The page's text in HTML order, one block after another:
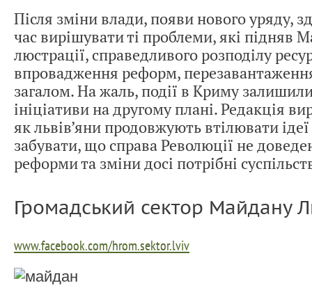
Після зміни влади, появи нового уряду,
час вирішувати ті проблеми, які підняв
люстрації, справедливого розподілу
впровадження реформ,
загалом. На жаль, події в Криму
ініціативи на другому плані. Редакція
як львів’яни продовжують втілювати
забувати, що справа Революції не
реформи та зміни досі потрібні
Громадський сектор Майдану
www.facebook.com/hrom.sektor.lviv